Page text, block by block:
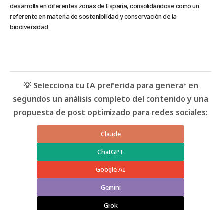
desarrolla en diferentes zonas de España, consolidándose como un
referente en materia de sostenibilidad y conservación de la
biodiversidad.
💡 Selecciona tu IA preferida para generar en
segundos un análisis completo del contenido y una
propuesta de post optimizado para redes sociales:
Claude
ChatGPT
Google AI
Gemini
Grok